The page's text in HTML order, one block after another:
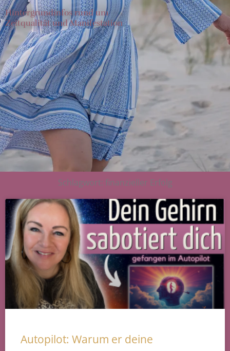
Hintergrundinfos rund um
Zeitqualität und Manifestation
Schlagwort: finanzieller Erfolg
Autopilot: Warum er deine